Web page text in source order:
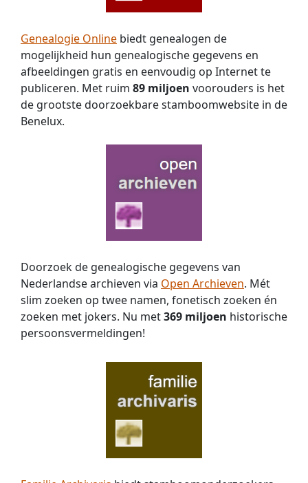
Genealogie Online biedt genealogen de
mogelijkheid hun genealogische gegevens en
afbeeldingen gratis en eenvoudig op Internet te
publiceren. Met ruim 89 miljoen voorouders is het
de grootste doorzoekbare stamboomwebsite in de
Benelux.
Doorzoek de genealogische gegevens van
Nederlandse archieven via Open Archieven. Mét
slim zoeken op twee namen, fonetisch zoeken én
zoeken met jokers. Nu met369 miljoen historische
persoons­vermeldingen!